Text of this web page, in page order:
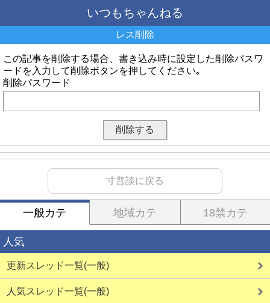
いつもちゃんねる
レス削除
この記事を削除する場合、書き込み時に設定した削除パスワ
ードを入力して削除ボタンを押してください｡
削除パスワード
寸普談に戻る
一般カテ 地域カテ 18禁カテ
人気
更新スレッド一覧(一般)
人気スレッド一覧(一般)